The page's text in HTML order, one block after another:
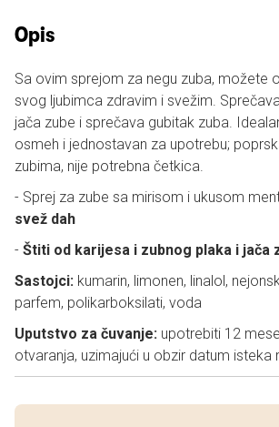
Opis
Sa ovim sprejom za negu zuba, možete
svog ljubimca zdravim i svežim.
jača zube i sprečava gubitak zuba.
osmeh i jednostavan za upotrebu;
zubima, nije potrebna četkica.
- Sprej za zube sa mirisom i ukusom
svež dah
- Štiti od karijesa i zubnog plaka i jača
Sastojci: kumarin, limonen, linalol,
parfem, polikarboksilati, voda
Uputstvo za čuvanje: upotrebiti 12
otvaranja, uzimajući u obzir datum isteka